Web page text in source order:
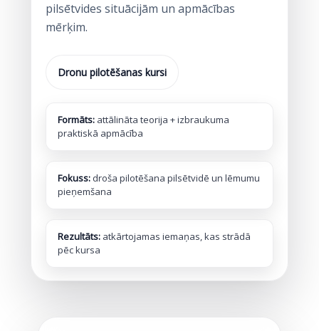
pilsētvides situācijām un apmācības
mērķim.
Dronu pilotēšanas kursi
Formāts:attālināta teorija + izbraukuma
praktiskā apmācība
Fokuss:droša pilotēšana pilsētvidē un lēmumu
pieņemšana
Rezultāts:atkārtojamas iemaņas, kas strādā
pēc kursa